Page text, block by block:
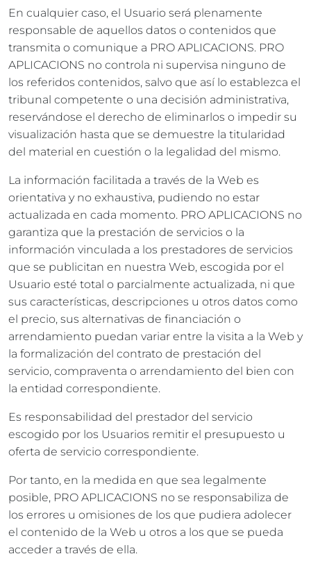
En cualquier caso, el Usuario será plenamente
responsable de aquellos datos o contenidos que
transmita o comunique a PRO APLICACIONS. PRO
APLICACIONS no controla ni supervisa ninguno de
los referidos contenidos, salvo que así lo establezca el
tribunal competente o una decisión administrativa,
reservándose el derecho de eliminarlos o impedir su
visualización hasta que se demuestre la titularidad
del material en cuestión o la legalidad del mismo.
La información facilitada a través de la Web es
orientativa y no exhaustiva, pudiendo no estar
actualizada en cada momento. PRO APLICACIONS no
garantiza que la prestación de servicios o la
información vinculada a los prestadores de servicios
que se publicitan en nuestra Web, escogida por el
Usuario esté total o parcialmente actualizada, ni que
sus características, descripciones u otros datos como
el precio, sus alternativas de financiación o
arrendamiento puedan variar entre la visita a la Web y
la formalización del contrato de prestación del
servicio, compraventa o arrendamiento del bien con
la entidad correspondiente.
Es responsabilidad del prestador del servicio
escogido por los Usuarios remitir el presupuesto u
oferta de servicio correspondiente.
Por tanto, en la medida en que sea legalmente
posible, PRO APLICACIONS no se responsabiliza de
los errores u omisiones de los que pudiera adolecer
el contenido de la Web u otros a los que se pueda
acceder a través de ella.